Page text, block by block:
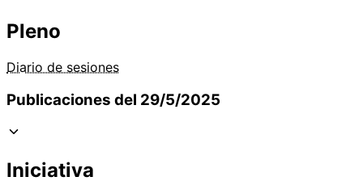
Pleno
Diario de sesiones
Publicaciones del 29/5/2025
Iniciativa